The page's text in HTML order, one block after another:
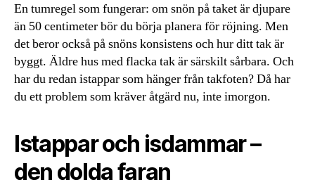
En tumregel som fungerar: om snön på taket är djupare
än 50 centimeter bör du börja planera för röjning. Men
det beror också på snöns konsistens och hur ditt tak är
byggt. Äldre hus med flacka tak är särskilt sårbara. Och
har du redan istappar som hänger från takfoten? Då har
du ett problem som kräver åtgärd nu, inte imorgon.
Istappar och isdammar –
den dolda faran